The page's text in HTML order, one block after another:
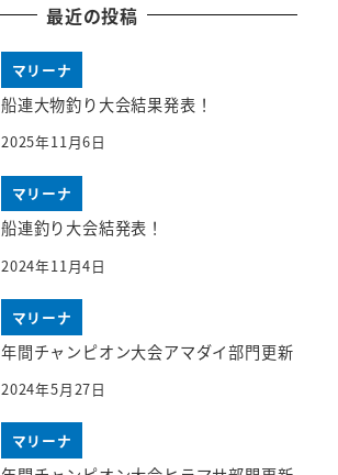
最近の投稿
マリーナ
船連大物釣り大会結果発表！
2025年11月6日
マリーナ
船連釣り大会結発表！
2024年11月4日
マリーナ
年間チャンピオン大会アマダイ部門更新
2024年5月27日
マリーナ